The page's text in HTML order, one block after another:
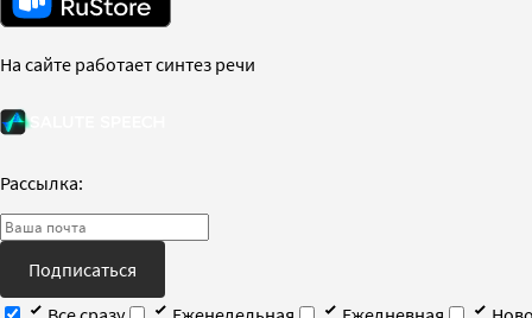
На сайте работает синтез речи
Рассылка:
Подписаться